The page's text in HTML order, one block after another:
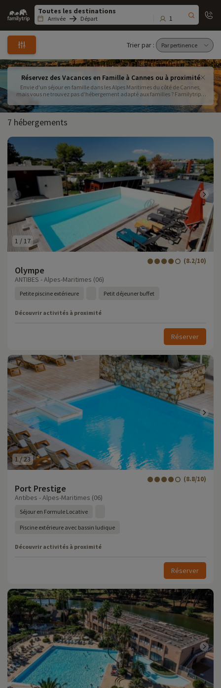
Family
trip
Arrivée Départ 1
Trier par :
Réservez des Vacances en Famille à Cannes ou à proximité
Envie d'un séjour en famille dans les Alpes Maritimes du côté de Cannes,
mais vous ne trouvez pas d'hébergement adapté aux familles ? Familytrip a
familles et à tous les budgets. Séjour luxe, haut de gamme ou séjour pas cher,
en pension ou en location trouvez le lieu idéal de vos prochaines vacances
en famille avec les enfants sous le soleil de la Méditerranée
7 hébergements
1 / 17
Olympe
(8.2/10)
ANTIBES - Alpes-Maritimes (06)
Petite piscine extérieure Petit déjeuner buffet
Découvrir activités à proximité
Réserver
1 /23
Port Prestige
(8.8/10)
Antibes - Alpes-Maritimes (06)
Séjour en Formule Locative
Piscine extérieure avec bassin ludique
Découvrir activités à proximité
Réserver